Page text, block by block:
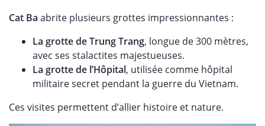
Cat Ba abrite plusieurs grottes impressionnantes :
La grotte de Trung Trang, longue de 300 mètres,
avec ses stalactites majestueuses.
La grotte de l’Hôpital, utilisée comme hôpital
militaire secret pendant la guerre du Vietnam.
Ces visites permettent d’allier histoire et nature.